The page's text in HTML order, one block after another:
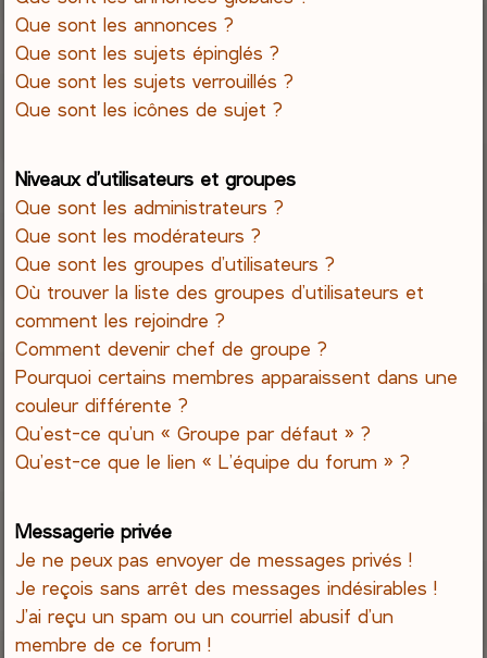
Que sont les annonces ?
Que sont les sujets épinglés ?
Que sont les sujets verrouillés ?
Que sont les icônes de sujet ?
Niveaux d’utilisateurs et groupes
Que sont les administrateurs ?
Que sont les modérateurs ?
Que sont les groupes d’utilisateurs ?
Où trouver la liste des groupes d’utilisateurs et
comment les rejoindre ?
Comment devenir chef de groupe ?
Pourquoi certains membres apparaissent dans une
couleur différente ?
Qu’est-ce qu’un « Groupe par défaut » ?
Qu’est-ce que le lien « L’équipe du forum » ?
Messagerie privée
Je ne peux pas envoyer de messages privés !
Je reçois sans arrêt des messages indésirables !
J’ai reçu un spam ou un courriel abusif d’un
membre de ce forum !